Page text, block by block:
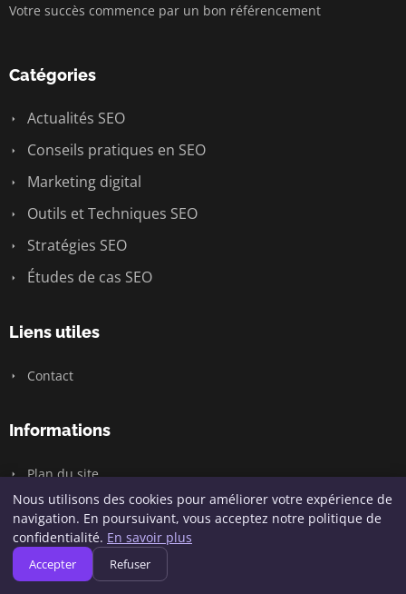
Votre succès commence par un bon référencement
Catégories
Actualités SEO
Conseils pratiques en SEO
Marketing digital
Outils et Techniques SEO
Stratégies SEO
Études de cas SEO
Liens utiles
Contact
Informations
Plan du site
© 2026 Hofy Digital. Tous droits réservés.
Nous utilisons des cookies pour améliorer votre expérience de
navigation. En poursuivant, vous acceptez notre politique de
confidentialité. En savoir plus
Accepter Refuser